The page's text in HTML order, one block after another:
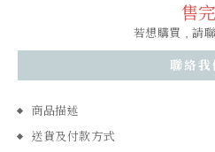
售完
若想購買，請聯
聯絡我
商品描述
送貨及付款方式